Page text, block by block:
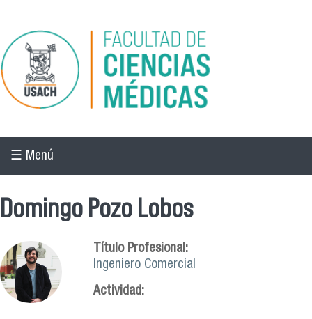
Pasar al contenido principal
☰ Menú
Domingo Pozo Lobos
Título Profesional:
Ingeniero Comercial
Actividad: